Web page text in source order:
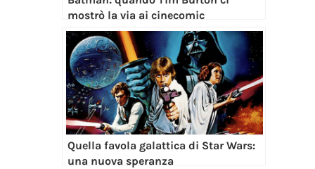
mostrò la via ai cinecomic
Quella favola galattica di Star Wars:
una nuova speranza